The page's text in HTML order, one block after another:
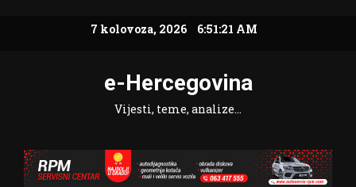
7 kolovoza, 2026 6:51:22 AM
e-Hercegovina
Vijesti, teme, analize…